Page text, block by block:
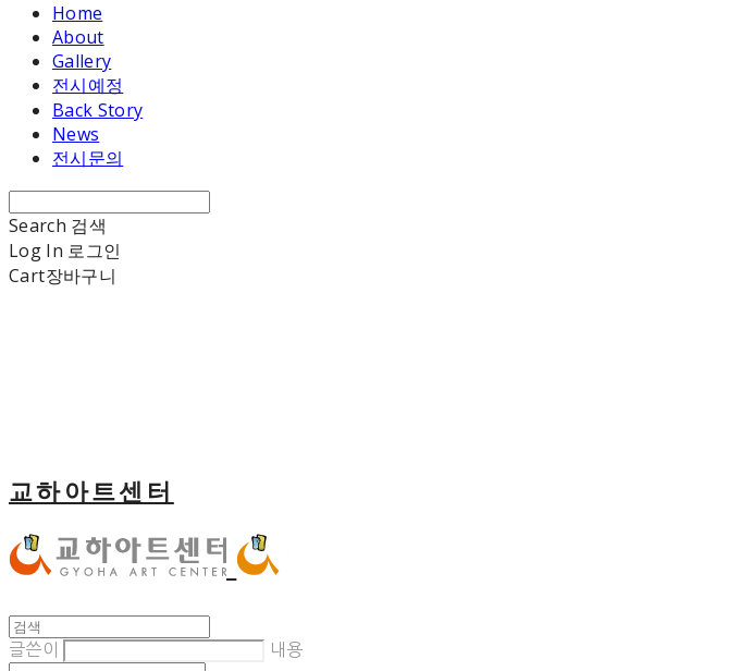
Home
About
Gallery
전시예정
Back Story
News
전시문의
Search 검색
Log In 로그인
Cart장바구니
교하아트센터
글쓴이 내용